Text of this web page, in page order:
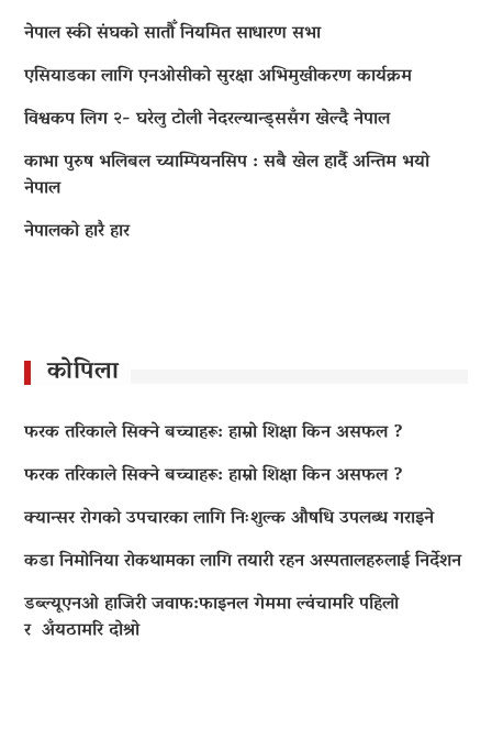
नेपाल स्की संघको सातौँ नियमित साधारण सभा
एसियाडका लागि एनओसीको सुरक्षा अभिमुखीकरण कार्यक्रम
विश्वकप लिग २- घरेलु टोली नेदरल्यान्ड्ससँग खेल्दै नेपाल
काभा पुरुष भलिबल च्याम्पियनसिप : सबै खेल हार्दै अन्तिम भयो
नेपाल
नेपालको हारै हार
कोपिला
फरक तरिकाले सिक्ने बच्चाहरू: हाम्रो शिक्षा किन असफल ?
फरक तरिकाले सिक्ने बच्चाहरू: हाम्रो शिक्षा किन असफल ?
क्यान्सर रोगको उपचारका लागि निःशुल्क औषधि उपलब्ध गराइने
कडा निमोनिया रोकथामका लागि तयारी रहन अस्पतालहरुलाई निर्देशन
डब्ल्यूएनओ हाजिरी जवाफ:फाइनल गेममा ल्वंचामरि पहिलो
र अँयठामरि दोश्रो